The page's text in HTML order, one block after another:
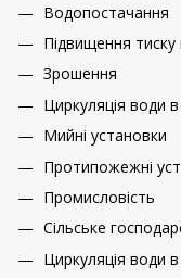
Водопостачання
Підвищення тиску
Зрошення
Циркуляція води
Мийні установки
Протипожежні
Промисловість
Сільське
Циркуляція води